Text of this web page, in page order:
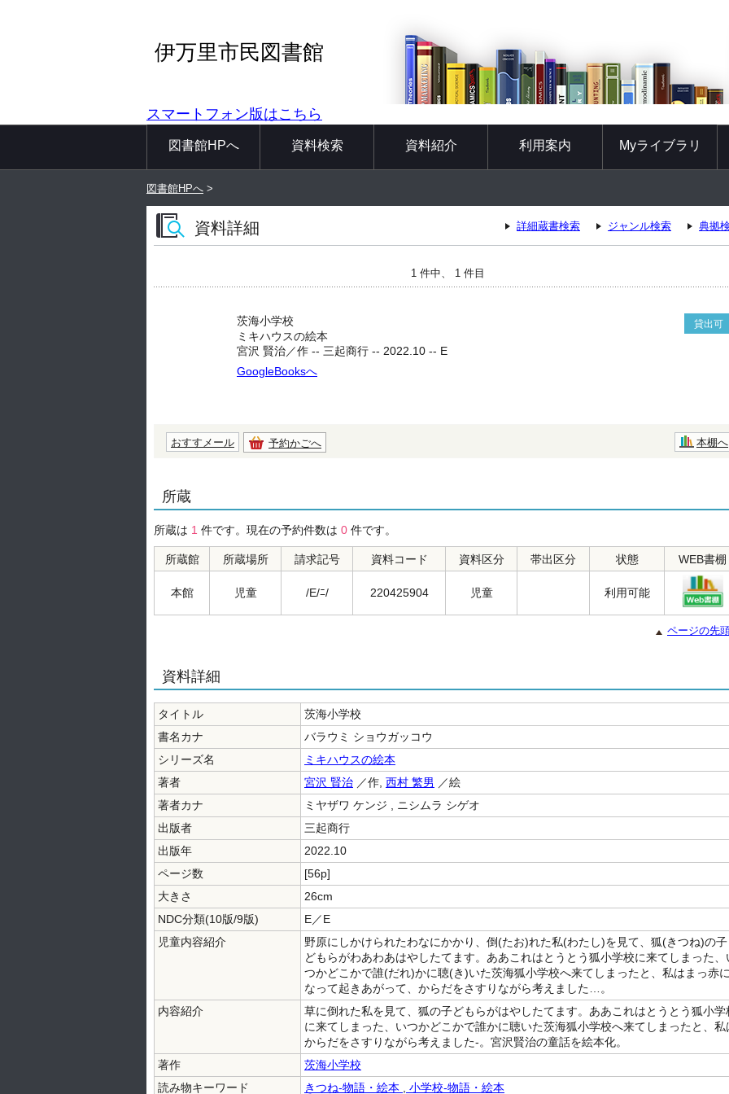
伊万里市民図書館
スマートフォン版はこちら
図書館HPへ 資料検索 資料紹介 利用案内 Myライブラリ
図書館HPへ >
資料詳細 詳細蔵書検索 ジャンル検索 典拠
1 件中、 1 件目
茨海小学校 貸出可
ミキハウスの絵本
宮沢 賢治／作 -- 三起商行 -- 2022.10 -- E
GoogleBooksへ
おすすメール 予約かごへ 本棚へ
所蔵
所蔵は 1 件です。現在の予約件数は 0 件です。
所蔵館 所蔵場所 請求記号 資料コード 資料区分 帯出区分 状態 WEB書棚
本館 児童 /E/ﾆ/ 220425904 児童 利用可能
ページの先
資料詳細
タイトル
茨海小学校
書名カナ
バラウミ ショウガッコウ
シリーズ名
ミキハウスの絵本
著者
宮沢 賢治 ／作, 西村 繁男 ／絵
著者カナ
ミヤザワ ケンジ , ニシムラ シゲオ
出版者
三起商行
出版年
2022.10
ページ数
[56p]
大きさ
26cm
NDC分類(10版/9版)
E／E
児童内容紹介
野原にしかけられたわなにかかり、倒(たお)れた私(わたし)を見て、狐(きつね)の子
どもらがわあわあはやしたてます。ああこれはとうとう狐小学校に来てしまった、
つかどこかで誰(だれ)かに聴(き)いた茨海狐小学校へ来てしまったと、私はまっ赤
なって起きあがって、からだをさすりながら考えました…。
内容紹介
草に倒れた私を見て、狐の子どもらがはやしたてます。ああこれはとうとう狐小学
に来てしまった、いつかどこかで誰かに聴いた茨海狐小学校へ来てしまったと、私
からだをさすりながら考えました-。宮沢賢治の童話を絵本化。
著作
茨海小学校
読み物キーワード
きつね-物語・絵本 小学校-物語・絵本